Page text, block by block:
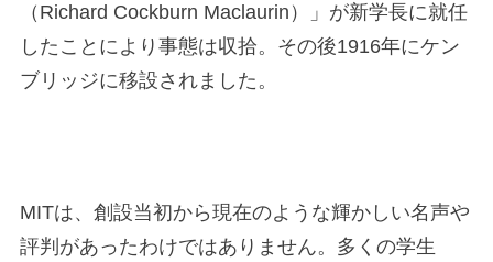
（Richard Cockburn Maclaurin）」が新学長に就任
したことにより事態は収拾。その後1916年にケン
ブリッジに移設されました。
MITは、創設当初から現在のような輝かしい名声や
評判があったわけではありません。多くの学生